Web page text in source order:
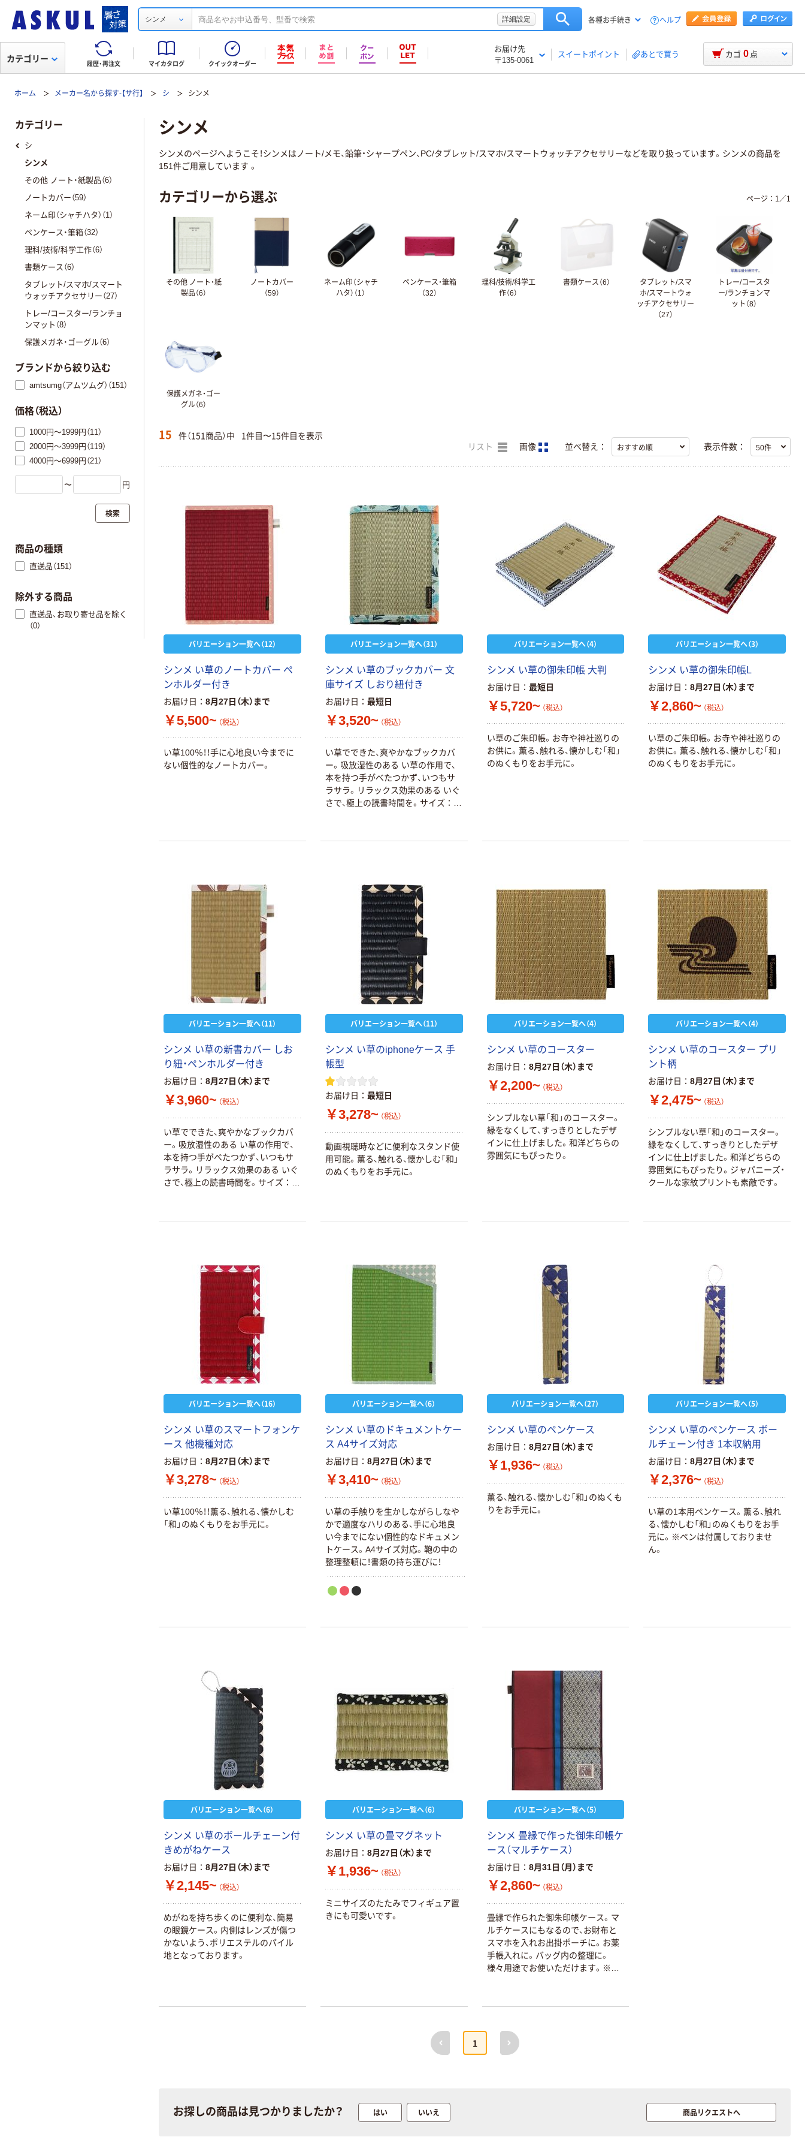
シンメ 詳細設定 各種お手続き ヘルプ
履歴・再注文 マイカタログ クイックオーダー
お届け先
〒135-0061
スイートポイント あとで買う
カテゴリー カゴ 0 点
ホーム メーカー名から探す-【サ行】 シ シンメ
シンメ
シンメのページへようこそ！シンメはノート/メモ、鉛筆・シャープペン、PC/タブレット/スマホ/スマートウォッチアクセサリーなどを取り扱っています。シンメの商品を
151件ご用意しています 。
カテゴリーから選ぶ
その他 ノート・紙
製品（6）
ノートカバー
（59）
ネーム印（シャチ
ハタ）（1）
ペンケース・筆箱
（32）
理科/技術/科学工
作（6）
書類ケース（6）
タブレット/スマ
ホ/スマートウォ
ッチアクセサリー
（27）
トレー/コースタ
ー/ランチョンマ
ット（8）
保護メガネ・ゴー
グル（6）
ページ： 1 ／1
15 件（151商品）中 1件目〜15件目を表示
リスト 画像 並べ替え： 表示件数：
バリエーション一覧へ（12）
シンメ い草のノートカバー ペ
ンホルダー付き
お届け日 8月27日（木）まで
￥5,500~ （税込）
い草100％！！手に心地良い今までに
ない個性的なノートカバー。
バリエーション一覧へ（31）
シンメ い草のブックカバー 文
庫サイズ しおり紐付き
お届け日 最短日
￥3,520~ （税込）
い草でできた、爽やかなブックカバ
ー。吸放湿性のある い草の作用で、
本を持つ手がべたつかず、いつもサ
ラサラ。リラックス効果のある いぐ
さで、極上の読書時間を。サイズ：一
バリエーション一覧へ（4）
シンメ い草の御朱印帳 大判
お届け日 最短日
￥5,720~ （税込）
い草のご朱印帳。お寺や神社巡りの
お供に。薫る、触れる、懐かしむ「和」
のぬくもりをお手元に。
バリエーション一覧へ（3）
シンメ い草の御朱印帳L
お届け日 8月27日（木）まで
￥2,860~ （税込）
い草のご朱印帳。お寺や神社巡りの
お供に。薫る、触れる、懐かしむ「和」
のぬくもりをお手元に。
バリエーション一覧へ（11）
シンメ い草の新書カバー しお
り紐・ペンホルダー付き
お届け日 8月27日（木）まで
￥3,960~ （税込）
い草でできた、爽やかなブックカバ
ー。吸放湿性のある い草の作用で、
本を持つ手がべたつかず、いつもサ
ラサラ。リラックス効果のある いぐ
さで、極上の読書時間を。サイズ：一
バリエーション一覧へ（11）
シンメ い草のiphoneケース 手
帳型
お届け日 最短日
￥3,278~ （税込）
動画視聴時などに便利なスタンド使
用可能。薫る、触れる、懐かしむ「和」
のぬくもりをお手元に。
バリエーション一覧へ（4）
シンメ い草のコースター
お届け日 8月27日（木）まで
￥2,200~ （税込）
シンプルない草「和」のコースター。
縁をなくして、すっきりとしたデザ
インに仕上げました。和洋どちらの
雰囲気にもぴったり。
バリエーション一覧へ（4）
シンメ い草のコースター プリ
ント柄
お届け日 8月27日（木）まで
￥2,475~ （税込）
シンプルない草「和」のコースター。
縁をなくして、すっきりとしたデザ
インに仕上げました。和洋どちらの
雰囲気にもぴったり。ジャパニーズ・
クールな家紋プリントも素敵です。
バリエーション一覧へ（16）
シンメ い草のスマートフォンケ
ース 他機種対応
お届け日 8月27日（木）まで
￥3,278~ （税込）
い草100％！！薫る、触れる、懐かしむ
「和」のぬくもりをお手元に。
バリエーション一覧へ（6）
シンメ い草のドキュメントケー
ス A4サイズ対応
お届け日 8月27日（木）まで
￥3,410~ （税込）
い草の手触りを生かしながらしなや
かで適度なハリのある、手に心地良
い今までにない個性的なドキュメン
トケース。A4サイズ対応。鞄の中の
整理整頓に！書類の持ち運びに！
バリエーション一覧へ（27）
シンメ い草のペンケース
お届け日 8月27日（木）まで
￥1,936~ （税込）
薫る、触れる、懐かしむ「和」のぬくも
りをお手元に。
バリエーション一覧へ（5）
シンメ い草のペンケース ボー
ルチェーン付き 1本収納用
お届け日 8月27日（木）まで
￥2,376~ （税込）
い草の1本用ペンケース。薫る、触れ
る、懐かしむ「和」のぬくもりをお手
元に。※ペンは付属しておりませ
ん。
バリエーション一覧へ（6）
シンメ い草のボールチェーン付
きめがねケース
お届け日 8月27日（木）まで
￥2,145~ （税込）
めがねを持ち歩くのに便利な、簡易
の眼鏡ケース。内側はレンズが傷つ
かないよう、ポリエステルのパイル
地となっております。
バリエーション一覧へ（6）
シンメ い草の畳マグネット
お届け日 8月27日（木）まで
￥1,936~ （税込）
ミニサイズのたたみでフィギュア置
きにも可愛いです。
バリエーション一覧へ（5）
シンメ 畳縁で作った御朱印帳ケ
ース（マルチケース）
お届け日 8月31日（月）まで
￥2,860~ （税込）
畳縁で作られた御朱印帳ケース。マ
ルチケースにもなるので、お財布と
スマホを入れお出掛ポーチに。お薬
手帳入れに。バッグ内の整理に。
様々用途でお使いただけます。※ア
耐荷重：300g（背面Dカン使用時）
前へ
1
次へ
お探しの商品は見つかりましたか？ はい いいえ 商品リクエストへ
カテゴリー
シ
シンメ
その他 ノート・紙製品（6）
ノートカバー（59）
ネーム印（シャチハタ）（1）
ペンケース・筆箱（32）
理科/技術/科学工作（6）
書類ケース（6）
タブレット/スマホ/スマート
ウォッチアクセサリー（27）
トレー/コースター/ランチョ
ンマット（8）
保護メガネ・ゴーグル（6）
ブランドから絞り込む
amtsumg（アムツムグ）（151）
価格（税込）
1000円～1999円（11）
2000円～3999円（119）
4000円～6999円（21）
〜 円
検索
商品の種類
直送品（151）
除外する商品
直送品、お取り寄せ品を除く
（0）